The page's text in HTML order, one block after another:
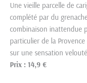
Une vieille parcelle de
complété par du
combinaison inattendue
particulier de la
sur une sensation
Prix : 14,9 €